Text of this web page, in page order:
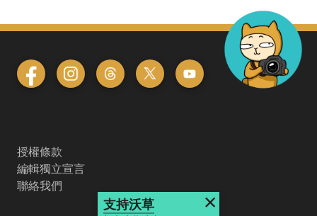
授權條款
編輯獨立宣言
聯絡我們
支持沃草 ×